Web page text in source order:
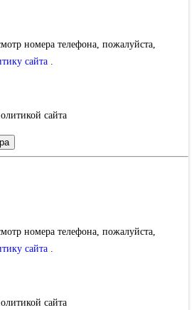
номера телефона, пожалуйста,
сайта .
сайта
номера телефона, пожалуйста,
сайта .
сайта